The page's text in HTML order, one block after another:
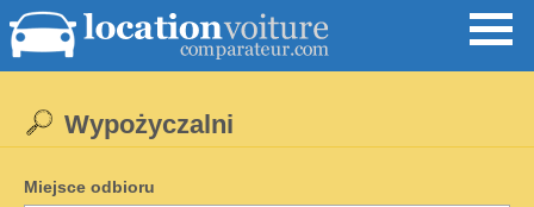
Wypożyczalni
Miejsce odbioru